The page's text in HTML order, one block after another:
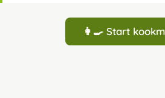
👩‍🍳 Start